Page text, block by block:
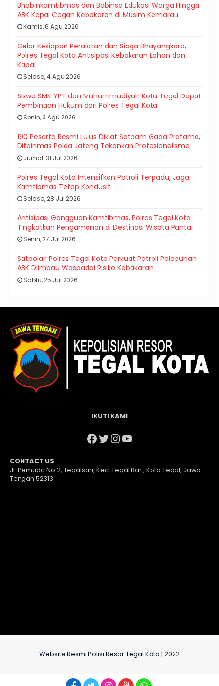
Bhabinkamtibmas dan Babinsa Edukasi Warga Hingga
ABK Kapal Cegah Kebakaran di Musim Kemarau
Kamis, 6 Agu 2026
Gelar Kesiapan Peralatan dan Siaga Bhayangkara,
Polres Tegal Kota Antisipasi Kebakaran Lahan dan
Kapal
Selasa, 4 Agu 2026
Siswa SMK YPT dan Muhammadiyah Kota Tegal Dapat
Pembinaan Hukum dari Polres Tegal Kota
Senin, 3 Agu 2026
190 Peserta Resmi Lulus Diklat Satpam Gada Pratama,
Ditbinmas Polda Jateng Tekankan Profesionalisme
Jumat, 31 Jul 2026
Polres Tegal Kota Intensifkan Patroli Terpadu, Jaga
Kamtibmas Tetap Kondusif
Selasa, 28 Jul 2026
Antisipasi Gangguan Kamtibmas, Polres Tegal Kota
Tingkatkan Pengamanan di Destinasi Wisata Pantai
Senin, 27 Jul 2026
Satpolair Polres Tegal Kota Perkuat Patroli Pelabuhan,
ABK Diimbau Waspadai Risiko Kebakaran
Sabtu, 25 Jul 2026
IKUTI KAMI
Facebook
Twitter
Instagram
YouTube
CONTACT US
Jl. Pemuda No.2, Tegalsari, Kec. Tegal Bar., Kota Tegal, Jawa
Tengah 52313
Website Resmi Polisi Resor Tegal Kota | 2022